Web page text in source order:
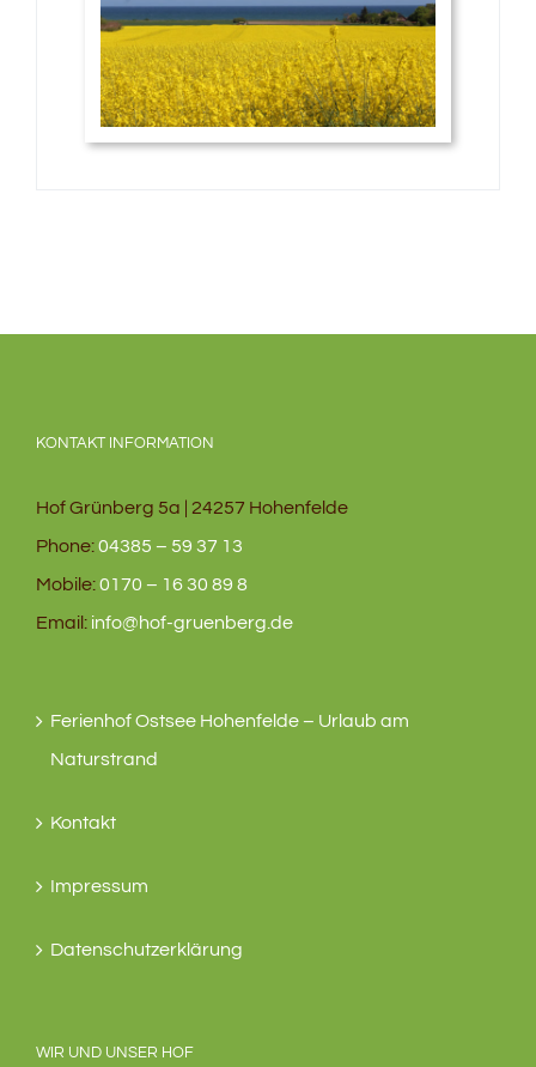
KONTAKT INFORMATION
Hof Grünberg 5a | 24257 Hohenfelde
Phone:04385 – 59 37 13
Mobile:0170 – 16 30 89 8
Email: info@hof-gruenberg.de
Ferienhof Ostsee Hohenfelde – Urlaub am
Naturstrand
Kontakt
Impressum
Datenschutzerklärung
WIR UND UNSER HOF